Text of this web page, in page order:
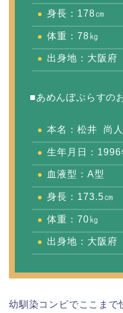
身長：178㎝
体重：78㎏
出身地：大阪府
■あめんぼぷらすの
本名：松井 尚
生年月日：
血液型：A型
身長：173.5㎝
体重：70㎏
出身地：大阪府
幼馴染コンビでここまで